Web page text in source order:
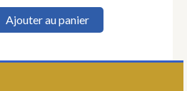
Ajouter au panier